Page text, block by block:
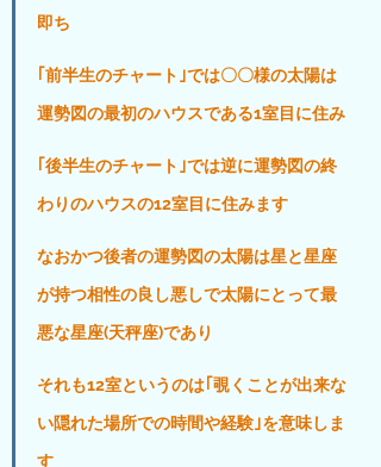
即ち
｢前半生のチャート｣では〇〇様の太陽は
運勢図の最初のハウスである1室目に住み
｢後半生のチャート｣では逆に運勢図の終
わりのハウスの12室目に住みます
なおかつ後者の運勢図の太陽は星と星座
が持つ相性の良し悪しで太陽にとって最
悪な星座(天秤座)であり
それも12室というのは｢覗くことが出来な
い隠れた場所での時間や経験｣を意味しま
す